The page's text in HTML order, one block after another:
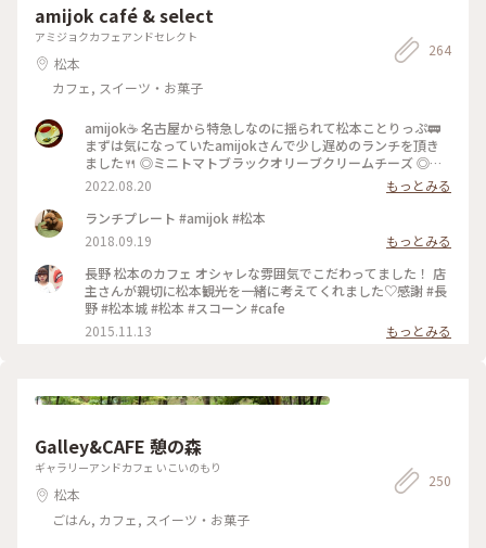
amijok café & select
アミジョクカフェアンドセレクト
松本
カフェ, スイーツ・お菓子
264
amijok☕ 名古屋から特急しなのに揺られて松本ことりっぷ🚃
まずは気になっていたamijokさんで少し遅めのランチを頂き
ました🍴 ◎ミニトマトブラックオリーブクリームチーズ ◎ド
リップコーヒーice ◎信州完熟桃フロマージュクリー厶 ショー
ケースでマフィンを選んだのですが、実際にお皿に載って目の
前にすると、その大きさに驚きました😂 外カリッ中しっとり
ホロホロのマフィンに、甘さがギュッと詰まったミニトマト、
オリーブの香りが絶妙です😋 軽く温めてくださったので中の
クリームチーズがとろっと熱くて、お好みでとお勧めしていた
だいたオリーブオイルをかけたり、何パターンもの美味しさが
楽しめました✨ ドリップコーヒーは酸味少なめで苦味がありつ
つすっきり飲める美味しさ😊 桃のマフィンもどうしても食べ
たくて、翌朝ホテルで食べる用にお持ち帰りで頂きました🍑 ご
の袋もとっても素敵で、美味しくて癒やしの時間になりました
ト #桃 #ことりっぷ長野 #Myことりっぷ #私のことりっぷ2022
2022.08.20
もっとみる
ランチプレート #amijok #松本
2018.09.19
もっとみる
長野 松本のカフェ オシャレな雰囲気でこだわってました！ 店
主さんが親切に松本観光を一緒に考えてくれました♡感謝 #長
野 #松本城 #松本 #スコーン #cafe
2015.11.13
もっとみる
Galley&CAFE 憩の森
ギャラリーアンドカフェ いこいのもり
松本
ごはん, カフェ, スイーツ・お菓子
250